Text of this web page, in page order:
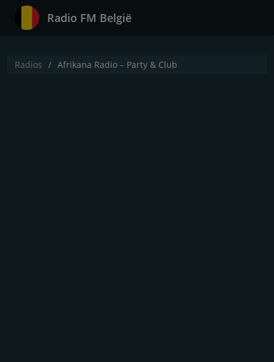
Radio FM België
Radios Afrikana Radio – Party & Club